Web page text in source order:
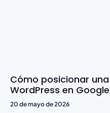
Cómo posicionar
WordPress en Google
20 de mayo de 2026